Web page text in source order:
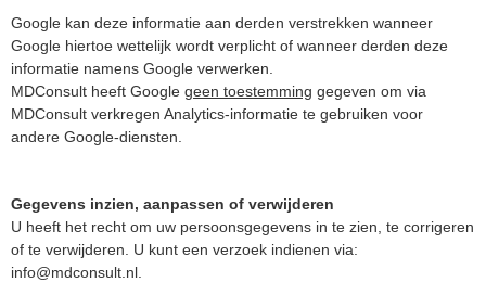
Google kan deze informatie aan derden verstrekken wanneer
Google hiertoe wettelijk wordt verplicht of wanneer derden deze
informatie namens Google verwerken.
MDConsult heeft Google geen toestemming gegeven om via
MDConsult verkregen Analytics‑informatie te gebruiken voor
andere Google‑diensten.
Gegevens inzien, aanpassen of verwijderen
U heeft het recht om uw persoonsgegevens in te zien, te corrigeren
of te verwijderen. U kunt een verzoek indienen via:
info@mdconsult.nl.